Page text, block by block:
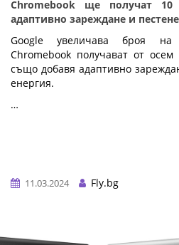
Chromebook ще получат 10
адаптивно зареждане и
Google увеличава броя на
Chromebook получават от
също добавя адаптивно
енергия.
…
11.03.2024
Fly.bg